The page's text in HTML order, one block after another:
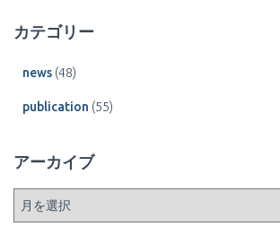
カテゴリー
news (48)
publication (55)
アーカイブ
ー